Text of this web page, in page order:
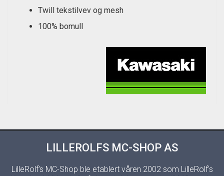
Twill tekstilvev og mesh
100% bomull
LILLEROLFS MC-SHOP AS
LilleRolf's MC-Shop ble etablert våren 2002 som LilleRolf's